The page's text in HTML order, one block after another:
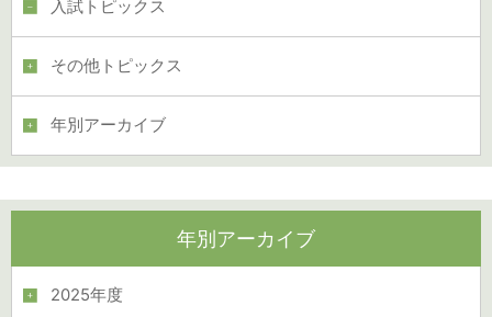
入試トピックス
その他トピックス
年別アーカイブ
年別アーカイブ
2025年度